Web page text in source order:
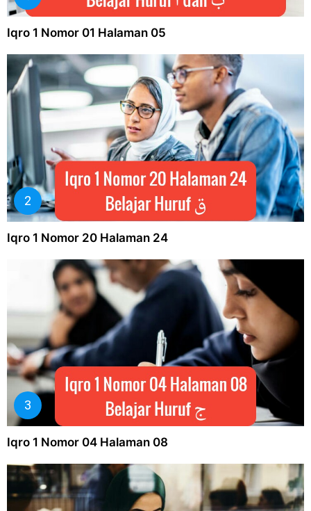
Iqro 1 Nomor 01 Halaman 05
Iqro 1 Nomor 20 Halaman 24
Iqro 1 Nomor 04 Halaman 08